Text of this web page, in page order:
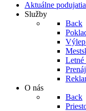
Aktuálne podujatia
Služby
Back
O nás
Back